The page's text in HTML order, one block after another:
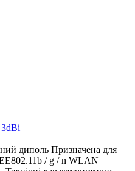
диполь Призначена для
/ g / n WLAN